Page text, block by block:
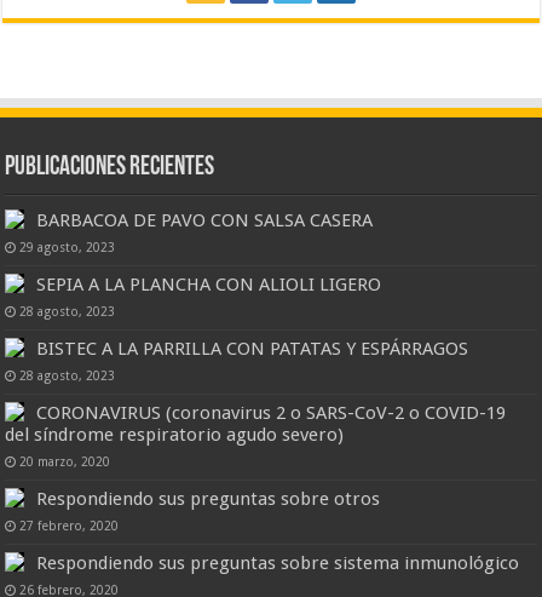
Publicaciones Recientes
BARBACOA DE PAVO CON SALSA CASERA
29 agosto, 2023
SEPIA A LA PLANCHA CON ALIOLI LIGERO
28 agosto, 2023
BISTEC A LA PARRILLA CON PATATAS Y ESPÁRRAGOS
28 agosto, 2023
CORONAVIRUS (coronavirus 2 o SARS-CoV-2 o COVID-19
del síndrome respiratorio agudo severo)
20 marzo, 2020
Respondiendo sus preguntas sobre otros
27 febrero, 2020
Respondiendo sus preguntas sobre sistema inmunológico
26 febrero, 2020